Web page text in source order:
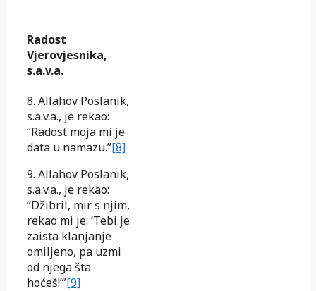
Radost
Vjerovjesnika,
s.a.v.a.
8. Allahov Poslanik,
s.a.v.a., je rekao:
“Radost moja mi je
data u namazu.”[8]
9. Allahov Poslanik,
s.a.v.a., je rekao:
“Džibril, mir s njim,
rekao mi je: ‘Tebi je
zaista klanjanje
omiljeno, pa uzmi
od njega šta
hoćeš!’”[9]